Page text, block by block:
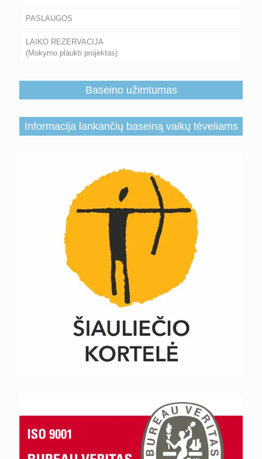
PASLAUGOS
LAIKO REZERVACIJA
(Mokymo plaukti projektas)
Baseino užimtumas
Informacija lankančių baseiną vaikų tėveliams